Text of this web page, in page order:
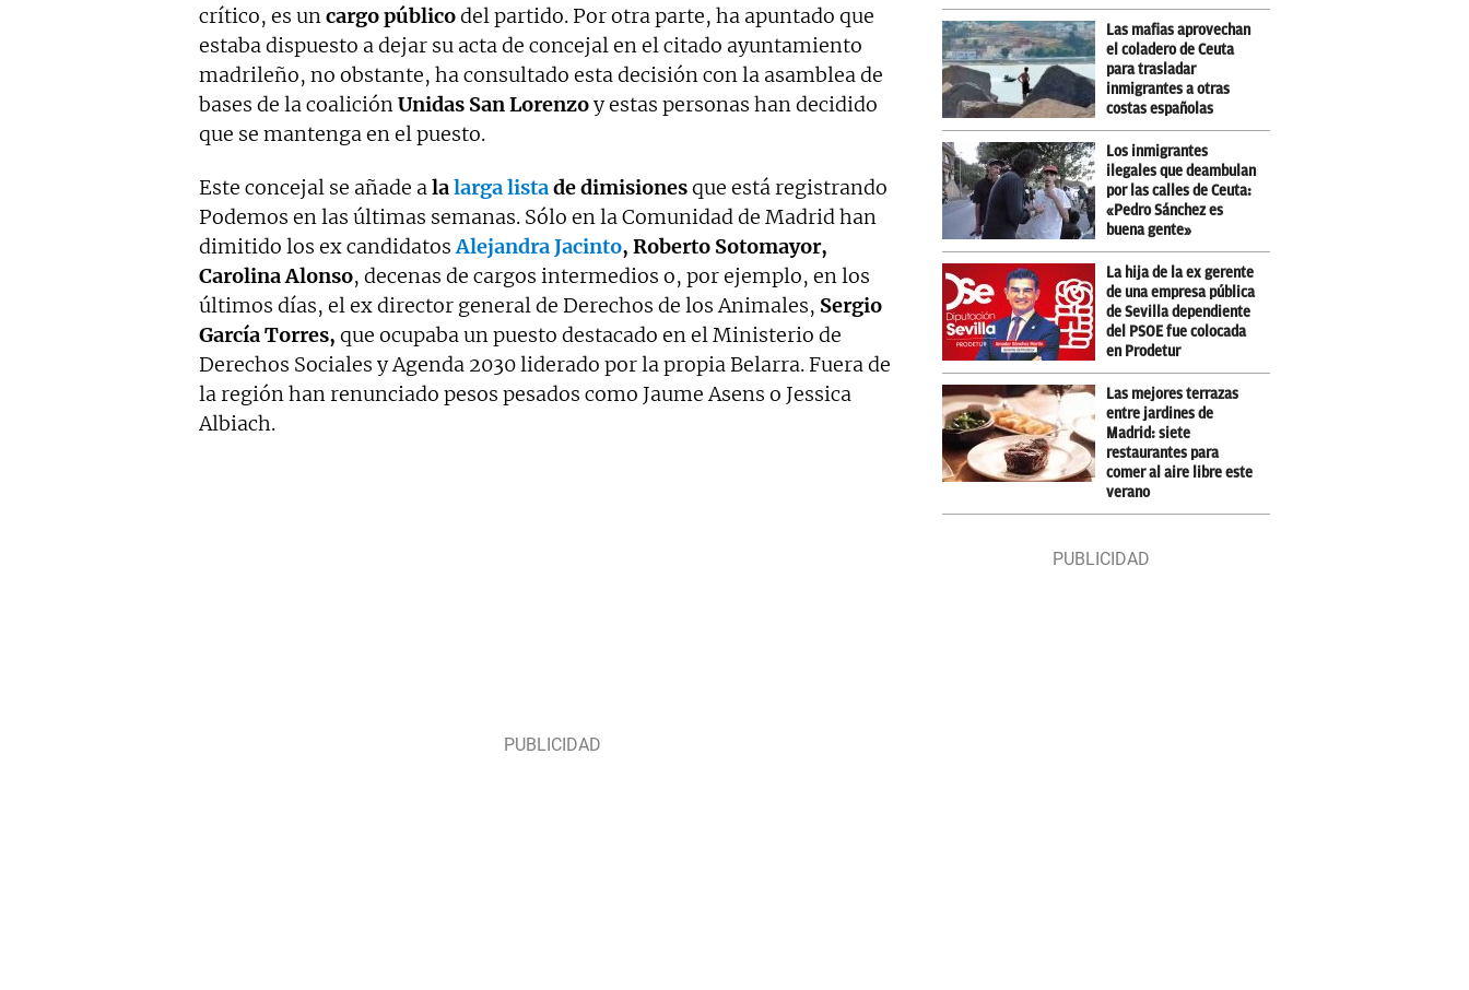
crítico, es uncargo públicodel partido. Por otra parte, ha apuntado que
estaba dispuesto a dejar su acta de concejal en el citado ayuntamiento
madrileño, no obstante, ha consultado esta decisión con la asamblea de
bases de la coaliciónUnidas San Lorenzoy estas personas han decidido
que se mantenga en el puesto.
Este concejal se añade alalarga listade dimisionesque está registrando
Podemos en las últimas semanas. Sólo en la Comunidad de Madrid han
dimitido los ex candidatosAlejandra Jacinto, Roberto Sotomayor,
Carolina Alonso, decenas de cargos intermedios o, por ejemplo, en los
últimos días, el ex director general de Derechos de los Animales, Sergio
García Torres, que ocupaba un puesto destacado en el Ministerio de
Derechos Sociales y Agenda 2030 liderado por la propia Belarra. Fuera de
la región han renunciado pesos pesados como Jaume Asens o Jessica
Albiach.
Las mafias aprovechan
el coladero de Ceuta
para trasladar
inmigrantes a otras
costas españolas
Los inmigrantes
ilegales que deambulan
por las calles de Ceuta:
«Pedro Sánchez es
buena gente»
La hija de la ex gerente
de una empresa pública
de Sevilla dependiente
del PSOE fue colocada
en Prodetur
Las mejores terrazas
entre jardines de
Madrid: siete
restaurantes para
comer al aire libre este
verano